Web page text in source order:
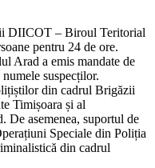
DIICOT – Biroul Teritorial
pentru 24 de ore.
Arad a emis mandate de
suspecților.
din cadrul Brigăzii
Timișoara și al
De asemenea, suportul de
Speciale din Poliția
din cadrul